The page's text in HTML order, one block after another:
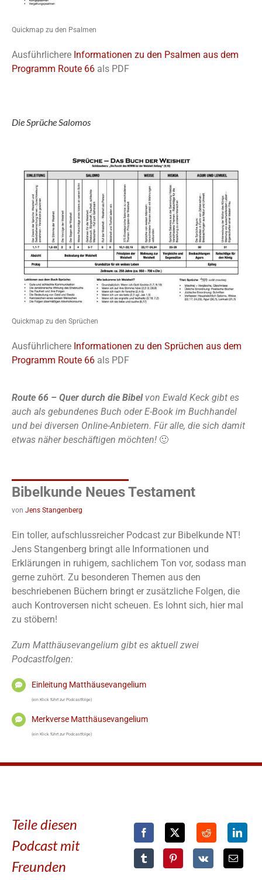
Quickmap zu den Psalmen
Ausführlichere Informationen zu den Psalmen aus dem
Programm Route 66 als PDF
Die Sprüche Salomos
Quickmap zu den Sprüchen
Ausführlichere Informationen zu den Sprüchen aus dem
Programm Route 66 als PDF
Route 66 – Quer durch die Bibel von Ewald Keck gibt es
auch als gebundenes Buch oder E-Book im Buchhandel
und bei diversen Online-Anbietern. Für alle, die sich damit
etwas näher beschäftigen möchten! 🙂
Bibelkunde Neues Testament
von Jens Stangenberg
Ein toller, aufschlussreicher Podcast zur Bibelkunde NT!
Jens Stangenberg bringt alle Informationen und
Erklärungen in ruhigem, sachlichem Ton vor, sodass man
gerne zuhört. Zu besonderen Themen aus den
beschriebenen Büchern bringt er zusätzliche Folgen, die
auch Kontroversen nicht scheuen. Es lohnt sich, hier mal
zu stöbern!
Zum Matthäusevangelium gibt es aktuell zwei
Podcastfolgen:
Einleitung Matthäusevangelium
(ein Klick führt zur Podcastfolge)
Merkverse Matthäusevangelium
(ein Klick führt zur Podcastfolge)
Teile diesen
Podcast mit
Freunden